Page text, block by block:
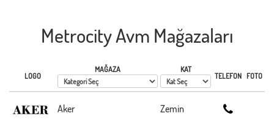
Metrocity Avm Mağazaları
LOGO
MAĞAZA KAT
TELEFON FOTO
Aker Zemin